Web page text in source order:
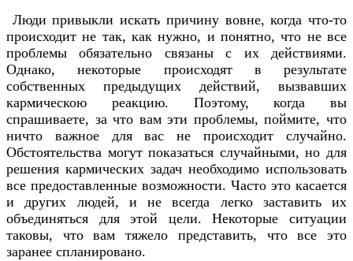
Люди привыкли искать причину вовне, когда что-то
происходит не так, как нужно, и понятно, что не все
проблемы обязательно связаны с их действиями.
Однако, некоторые происходят в результате
собственных предыдущих действий, вызвавших
кармическою реакцию. Поэтому, когда вы
спрашиваете, за что вам эти проблемы, поймите, что
ничто важное для вас не происходит случайно.
Обстоятельства могут показаться случайными, но для
решения кармических задач необходимо использовать
все предоставленные возможности. Часто это касается
и других людей, и не всегда легко заставить их
объединяться для этой цели. Некоторые ситуации
таковы, что вам тяжело представить, что все это
заранее спланировано.